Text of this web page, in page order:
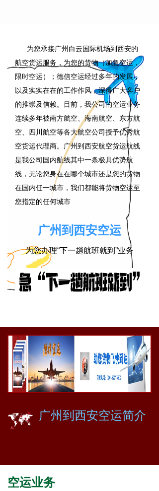
空运业务
广州到西安空运简介
为您承接广州白云国际机场到西安的
航空货运服务，为您的货物（加急空运，
限时空运）；德信空运经过多年的发展，
以及实实在在的工作作风，深得广大客户
的推崇及信赖。目前，我公司的空运业务
连续多年被南方航空、海南航空、东方航
空、四川航空等各大航空公司授予优秀航
空货运代理商。广州到西安航空货运航线
是我公司国内航线其中一条极具优势航
线，无论您身在在哪个城市还是您的货物
在国内任一城市，我们都能将货物空运至
您指定的任何城市
广州到西安空运
为您办理“下一趟航班就到”业务